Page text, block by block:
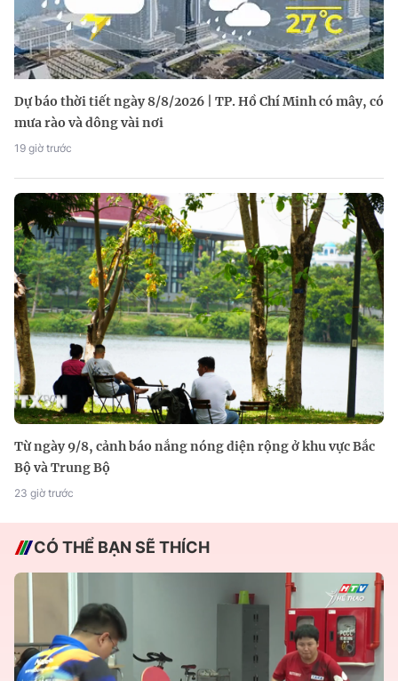
Dự báo thời tiết ngày 8/8/2026 | TP. Hồ Chí Minh có mây, có
mưa rào và dông vài nơi
19 giờ trước
Từ ngày 9/8, cảnh báo nắng nóng diện rộng ở khu vực Bắc
Bộ và Trung Bộ
23 giờ trước
CÓ THỂ BẠN SẼ THÍCH